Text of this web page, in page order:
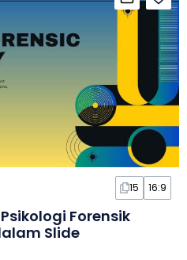
15 16:9
Forensik
Slide